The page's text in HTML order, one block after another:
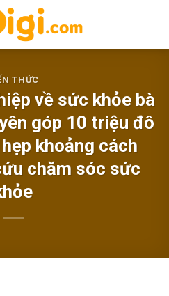
THỨC
về sức khỏe bà
góp 10 triệu đô
khoảng cách
chăm sóc sức